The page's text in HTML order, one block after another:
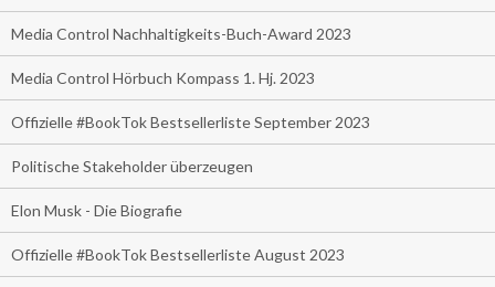
Media Control Nachhaltigkeits-Buch-Award 2023
Media Control Hörbuch Kompass 1. Hj. 2023
Offizielle #BookTok Bestsellerliste September 2023
Politische Stakeholder überzeugen
Elon Musk - Die Biografie
Offizielle #BookTok Bestsellerliste August 2023